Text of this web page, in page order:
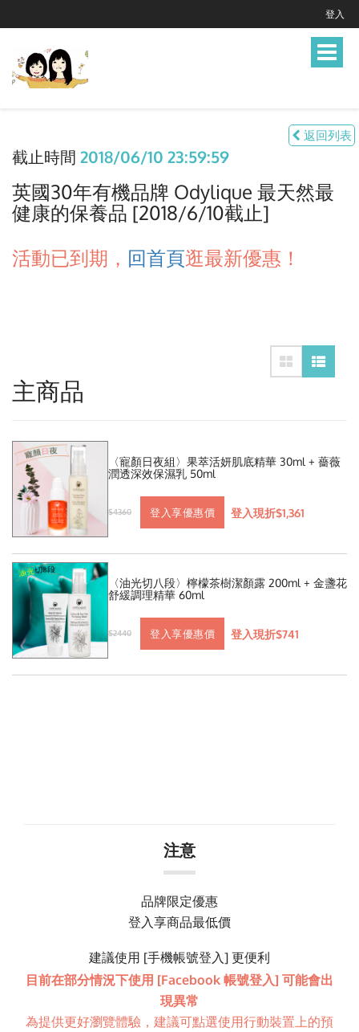
登入
Toggle
返回列表
截止時間 2018/06/10 23:59:59
英國30年有機品牌 Odylique 最天然最
健康的保養品 [2018/6/10截止]
活動已到期， 回首頁逛最新優惠！
主商品
〈寵顏日夜組〉果萃活妍肌底精華 30ml + 薔薇
潤透深效保濕乳 50ml
$4360 登入享優惠價 登入現折$1,361
〈油光切八段〉檸檬茶樹潔顏露 200ml + 金盞花
舒緩調理精華 60ml
$2440 登入享優惠價 登入現折$741
注意
品牌限定優惠
登入享商品最低價
建議使用 [手機帳號登入] 更便利
目前在部分情況下使用 [Facebook 帳號登入] 可能會出
現異常
為提供更好瀏覽體驗，建議可點選使用行動裝置上的預